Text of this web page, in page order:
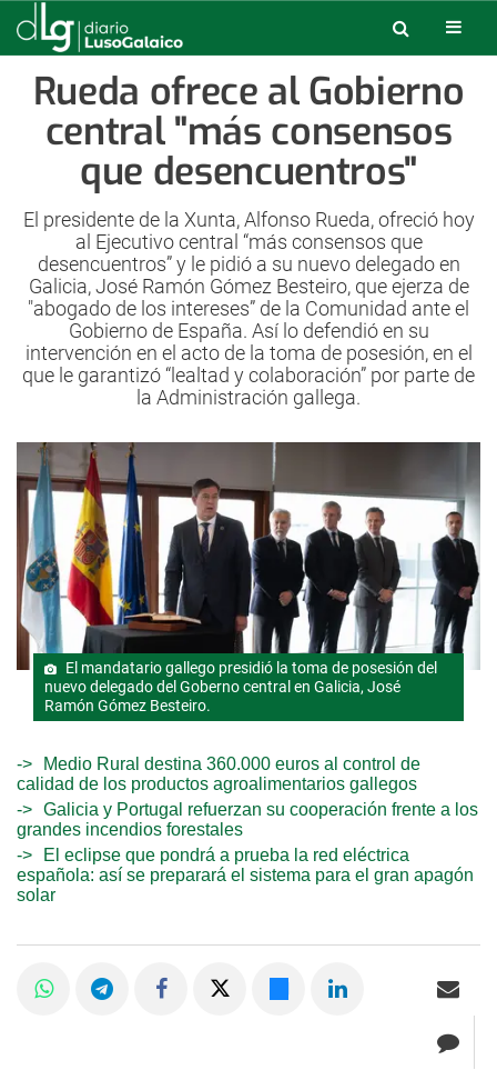
Rueda ofrece al Gobierno
central "más consensos
que desencuentros"
El presidente de la Xunta, Alfonso Rueda, ofreció hoy
al Ejecutivo central “más consensos que
desencuentros” y le pidió a su nuevo delegado en
Galicia, José Ramón Gómez Besteiro, que ejerza de
"abogado de los intereses” de la Comunidad ante el
Gobierno de España. Así lo defendió en su
intervención en el acto de la toma de posesión, en el
que le garantizó “lealtad y colaboración” por parte de
la Administración gallega.
El mandatario gallego presidió la toma de posesión del
nuevo delegado del Goberno central en Galicia, José
Ramón Gómez Besteiro.
Medio Rural destina 360.000 euros al control de
calidad de los productos agroalimentarios gallegos
Galicia y Portugal refuerzan su cooperación frente a los
grandes incendios forestales
El eclipse que pondrá a prueba la red eléctrica
española: así se preparará el sistema para el gran apagón
solar